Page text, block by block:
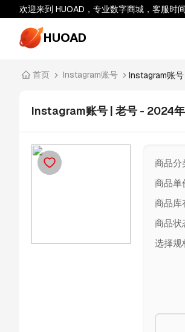
欢迎来到 HUOAD，专业数字商城，客服
HUOAD
首页 Instagram账号 Instagram账
Instagram账号 | 老号 - 2024
商品分
商品单
商品库
商品状
选择规